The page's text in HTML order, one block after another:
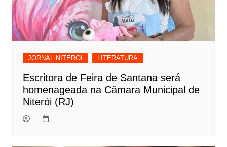
JORNAL NITERÓI LITERATURA
Escritora de Feira de Santana será
homenageada na Câmara Municipal de
Niterói (RJ)